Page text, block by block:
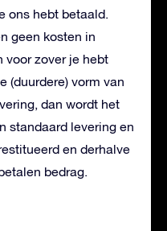
ons hebt betaald.
geen kosten in
voor zover je hebt
(duurdere) vorm van
dan wordt het
standaard levering en
en derhalve
bedrag.